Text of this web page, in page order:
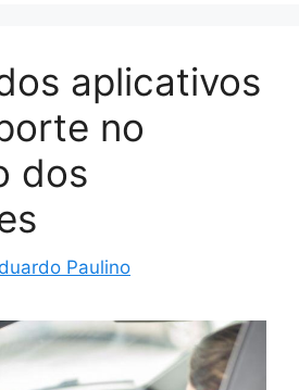
aplicativos
no
dos
Paulino